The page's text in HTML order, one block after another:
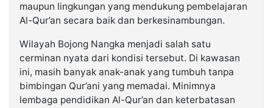
maupun lingkungan yang mendukung pembelajaran
Al-Qur’an secara baik dan berkesinambungan.
Wilayah Bojong Nangka menjadi salah satu
cerminan nyata dari kondisi tersebut. Di kawasan
ini, masih banyak anak-anak yang tumbuh tanpa
bimbingan Qur’ani yang memadai. Minimnya
lembaga pendidikan Al-Qur’an dan keterbatasan